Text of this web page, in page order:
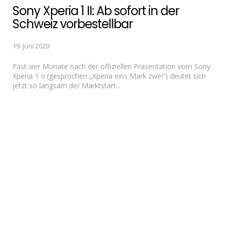
Sony Xperia 1 II: Ab sofort in der
Schweiz vorbestellbar
19. Juni 2020
Fast vier Monate nach der offiziellen Präsentation vom Sony
Xperia 1 II (gesprochen „Xperia eins Mark zwei“) deutet sich
jetzt so langsam der Marktstart...